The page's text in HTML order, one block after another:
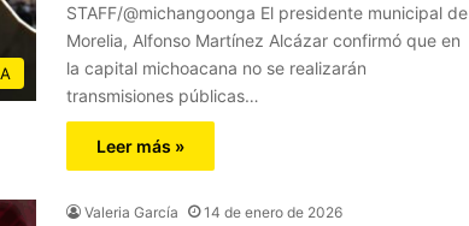
STAFF/@michangoonga El presidente municipal de
Morelia, Alfonso Martínez Alcázar confirmó que en
la capital michoacana no se realizarán
transmisiones públicas…
Leer más »
Valeria García 14 de enero de 2026